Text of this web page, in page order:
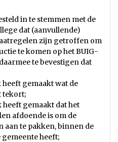
in te stemmen met de
dat (aanvullende)
zijn getroffen om
te komen op het BUIG-
te bevestigen dat
gemaakt wat de
tekort;
gemaakt dat het
afdoende is om de
aan te pakken, binnen de
heeft;